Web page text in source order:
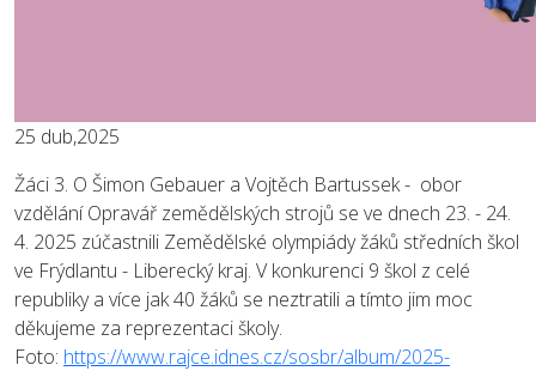
25 dub,2025
Žáci 3. O Šimon Gebauer a Vojtěch Bartussek - obor
vzdělání Opravář zemědělských strojů se ve dnech 23. - 24.
4. 2025 zúčastnili Zemědělské olympiády žáků středních škol
ve Frýdlantu - Liberecký kraj. V konkurenci 9 škol z celé
republiky a více jak 40 žáků se neztratili a tímto jim moc
děkujeme za reprezentaci školy.
Foto: https://www.rajce.idnes.cz/sosbr/album/2025-